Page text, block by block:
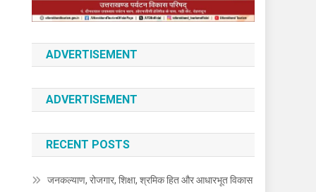
ADVERTISEMENT
ADVERTISEMENT
RECENT POSTS
जनकल्याण, रोजगार, शिक्षा, श्रमिक हित और आधारभूत विकास